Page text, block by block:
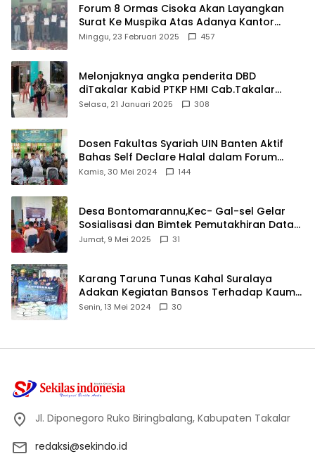
Forum 8 Ormas Cisoka Akan Layangkan
Surat Ke Muspika Atas Adanya Kantor
Matel di Cisoka
Minggu, 23 Februari 2025 457
Melonjaknya angka penderita DBD
diTakalar Kabid PTKP HMI Cab.Takalar
angkat bicara
Selasa, 21 Januari 2025 308
Dosen Fakultas Syariah UIN Banten Aktif
Bahas Self Declare Halal dalam Forum
Ijtima Ulama MUI
Kamis, 30 Mei 2024 144
Desa Bontomarannu,Kec- Gal-sel Gelar
Sosialisasi dan Bimtek Pemutakhiran Data
ID
Jumat, 9 Mei 2025 31
Karang Taruna Tunas Kahal Suralaya
Adakan Kegiatan Bansos Terhadap Kaum
Dhuafa dan Anak Yatim-Piatu
Senin, 13 Mei 2024 30
Jl. Diponegoro Ruko Biringbalang, Kabupaten Takalar
redaksi@sekindo.id